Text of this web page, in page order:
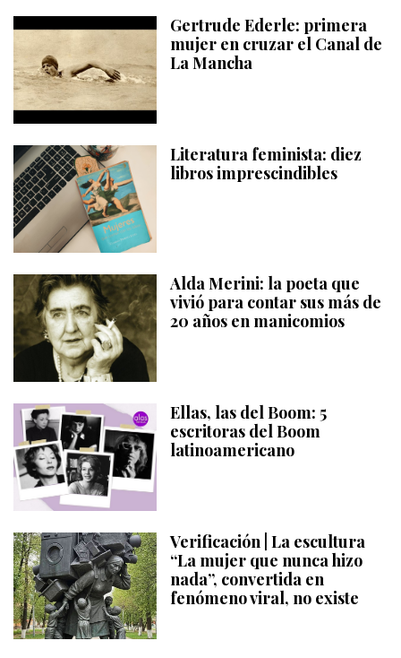
Gertrude Ederle: primera
mujer en cruzar el Canal de
La Mancha
Literatura feminista: diez
libros imprescindibles
Alda Merini: la poeta que
vivió para contar sus más de
20 años en manicomios
Ellas, las del Boom: 5
escritoras del Boom
latinoamericano
Verificación | La escultura
“La mujer que nunca hizo
nada”, convertida en
fenómeno viral, no existe